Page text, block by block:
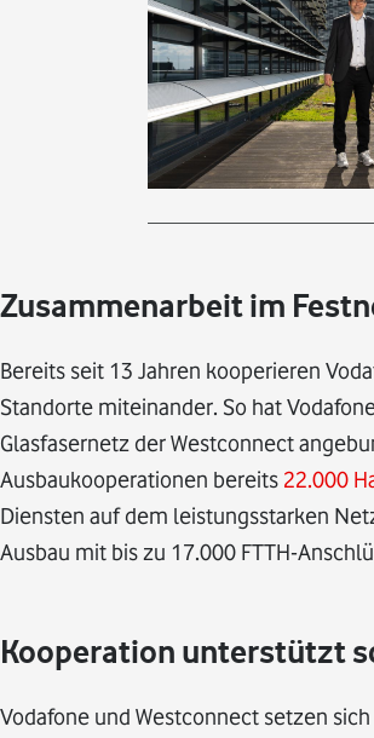
Zusammenarbeit im
Bereits seit 13 Jahren kooperieren
Standorte miteinander. So hat
Glasfasernetz der Westconnect
Ausbaukooperationen bereits 22.000
Diensten auf dem leistungsstarken
Ausbau mit bis zu 17.000 FTTH-
Kooperation unterstützt
Vodafone und Westconnect setzen